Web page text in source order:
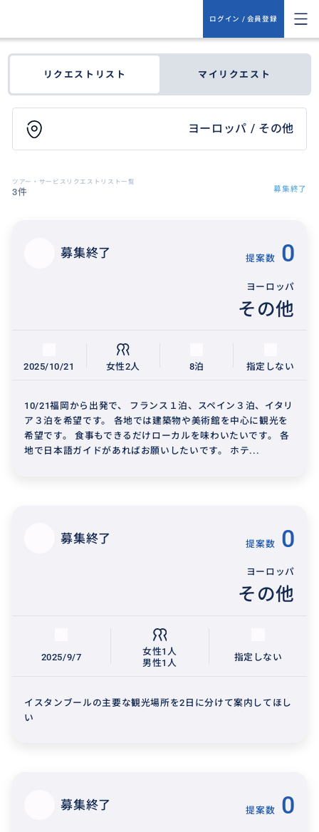
ログイン / 会員登録
リクエストリスト マイリクエスト
ヨーロッパ / その他
ツアー・サービスリクエストリスト一覧
3件 募集終了
募集終了 提案数 0
ヨーロッパ
その他
2025/10/21 女性2人 8泊 指定しない
10/21福岡から出発で、 フランス１泊、スペイン３泊、イタリ
ア３泊を希望です。 各地では建築物や美術館を中心に観光を
希望です。 食事もできるだけローカルを味わいたいです。 各
地で日本語ガイドがあればお願いしたいです。 ホテ...
募集終了 提案数 0
ヨーロッパ
その他
2025/9/7
女性1人
男性1人
指定しない
イスタンブールの主要な観光場所を2日に分けて案内してほし
い
募集終了 提案数 0